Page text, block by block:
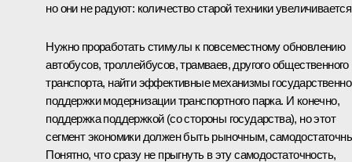
но они не радуют: количество старой техники
Нужно проработать стимулы к повсеместному обновлению
автобусов, троллейбусов, трамваев, другого общественного
транспорта, найти эффективные механизмы
поддержки модернизации транспортного парка. И конечно,
поддержка поддержкой (со стороны государства), но этот
сегмент экономики должен быть рыночным,
Понятно, что сразу не прыгнуть в эту самодостаточность,